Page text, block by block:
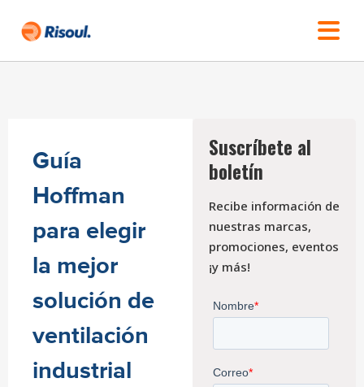
Guía
Hoffman
para elegir
la mejor
solución de
ventilación
industrial
Suscríbete al
boletín
Recibe información de
nuestras marcas,
promociones, eventos
¡y más!